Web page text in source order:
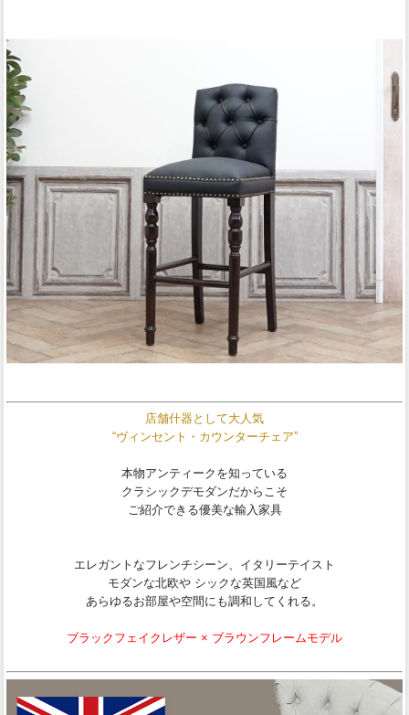
店舗什器として大人気
“ヴィンセント・カウンターチェア”
本物アンティークを知っている
クラシックデモダンだからこそ
ご紹介できる優美な輸入家具
エレガントなフレンチシーン、イタリーテイスト
モダンな北欧や シックな英国風など
あらゆるお部屋や空間にも調和してくれる。
ブラックフェイクレザー × ブラウンフレームモデル